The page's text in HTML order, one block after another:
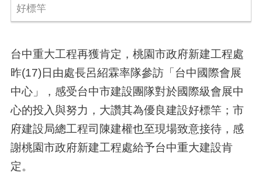
好標竿
台中重大工程再獲肯定，桃園市政府新建工程處
昨(17)日由處長呂紹霖率隊參訪「台中國際會展
中心」，感受台中市建設團隊對於國際級會展中
心的投入與努力，大讚其為優良建設好標竿；市
府建設局總工程司陳建權也至現場致意接待，感
謝桃園市政府新建工程處給予台中重大建設肯
定。